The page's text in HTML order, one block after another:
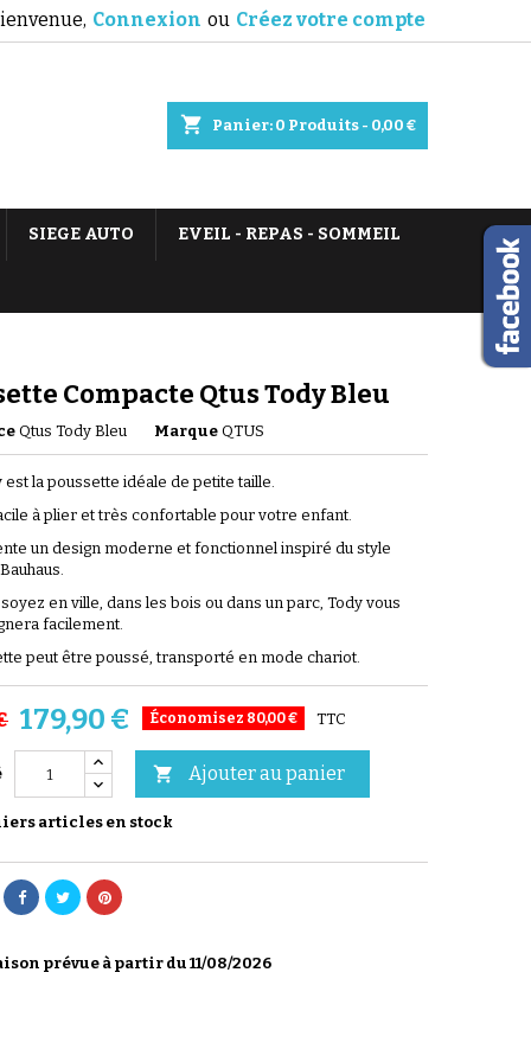
Connexion ou Créez votre compte
shopping_cart Panier: 0 Produits - 0,00 €
SIEGE AUTO EVEIL - REPAS - SOMMEIL
Compacte Qtus Tody Bleu
Qtus Tody Bleu Marque QTUS
est la poussette idéale de petite taille.
à plier et très confortable pour votre enfant.
un design moderne et fonctionnel inspiré du style
en ville, dans les bois ou dans un parc, Tody vous
facilement.
peut être poussé, transporté en mode chariot.
179,90 € Économisez 80,00 € TTC
 Ajouter au panier
articles en stock
prévue à partir du 11/08/2026